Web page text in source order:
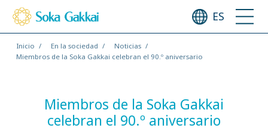
ES
Inicio En la sociedad
Noticias
Miembros de la Soka Gakkai celebran el 90.º aniversario
Miembros de la Soka Gakkai
celebran el 90.º aniversario